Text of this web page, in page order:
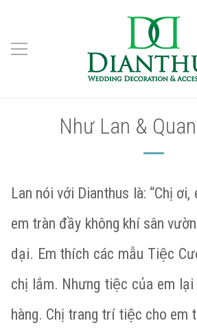
Như Lan &
Lan nói với Dianthus là: “Chị
em tràn đầy không khí sân
dại. Em thích các mẫu Tiệc
chị lắm. Nhưng tiệc của em lại
hàng. Chị trang trí tiệc cho em